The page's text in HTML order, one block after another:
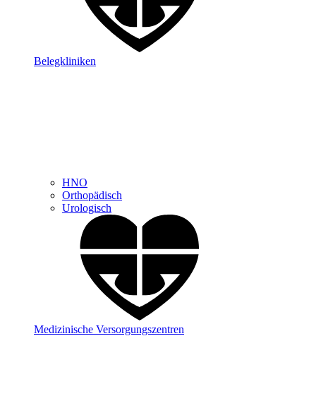
Belegkliniken
HNO
Orthopädisch
Urologisch
Medizinische Versorgungszentren